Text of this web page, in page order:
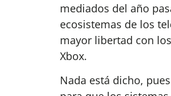
mediados del año
ecosistemas de los
mayor libertad con
Xbox.
Nada está dicho,